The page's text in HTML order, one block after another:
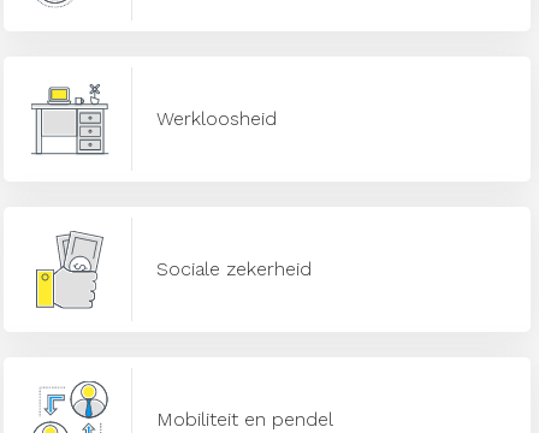
Werkloosheid
Sociale zekerheid
Mobiliteit en pendel